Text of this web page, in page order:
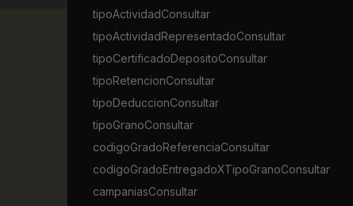
tipoActividadConsultar
tipoActividadRepresentadoConsultar
tipoCertificadoDepositoConsultar
tipoRetencionConsultar
tipoDeduccionConsultar
tipoGranoConsultar
codigoGradoReferenciaConsultar
codigoGradoEntregadoXTipoGranoConsultar
campaniasConsultar